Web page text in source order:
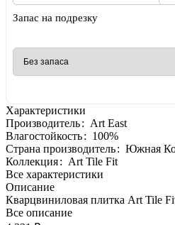
Запас на подрезку
Характеристики
Производитель: Art East
Влагостойкость: 100%
Страна производитель: Южная
Коллекция: Art Tile Fit
Все характеристики
Описание
Кварцвиниловая плитка Art Tile
Все описание